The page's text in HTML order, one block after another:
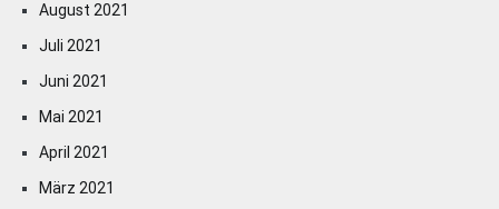
August 2021
Juli 2021
Juni 2021
Mai 2021
April 2021
März 2021